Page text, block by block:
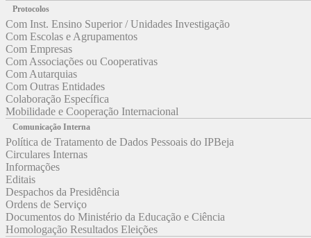
Protocolos
Com Inst. Ensino Superior / Unidades Investigação
Com Escolas e Agrupamentos
Com Empresas
Com Associações ou Cooperativas
Com Autarquias
Com Outras Entidades
Colaboração Específica
Mobilidade e Cooperação Internacional
Comunicação Interna
Política de Tratamento de Dados Pessoais do IPBeja
Circulares Internas
Informações
Editais
Despachos da Presidência
Ordens de Serviço
Documentos do Ministério da Educação e Ciência
Homologação Resultados Eleições